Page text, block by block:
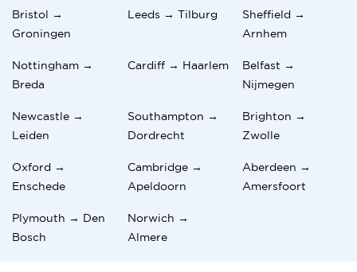
Bristol →
Groningen
Leeds → Tilburg
Sheffield →
Arnhem
Nottingham →
Breda
Cardiff → Haarlem
Belfast →
Nijmegen
Newcastle →
Leiden
Southampton →
Dordrecht
Brighton →
Zwolle
Oxford →
Enschede
Cambridge →
Apeldoorn
Aberdeen →
Amersfoort
Plymouth → Den
Bosch
Norwich →
Almere